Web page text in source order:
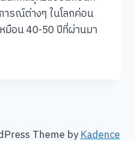
ารณ์ต่างๆ ในโลกค่อน
หมือน 40-50 ปีที่ผ่านมา
Theme byKadence